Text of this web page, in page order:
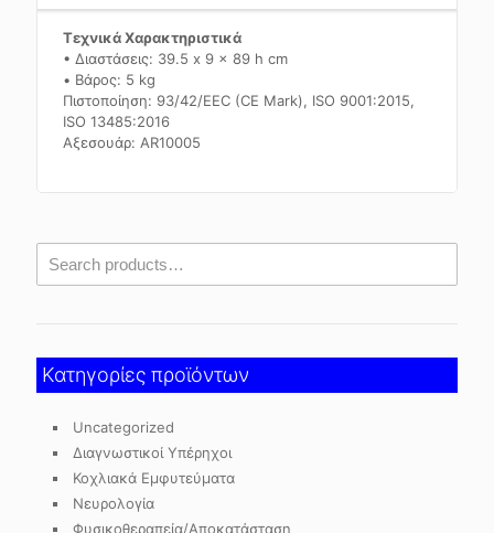
Τεχνικά Χαρακτηριστικά
• Διαστάσεις: 39.5 x 9 x 89 h cm
• Βάρος: 5 kg
Πιστοποίηση: 93/42/EEC (CE Mark), ISO 9001:2015,
ISO 13485:2016
Αξεσουάρ: AR10005
Κατηγορίες προϊόντων
Uncategorized
Διαγνωστικοί Υπέρηχοι
Κοχλιακά Εμφυτεύματα
Νευρολογία
Φυσικοθεραπεία/Αποκατάσταση